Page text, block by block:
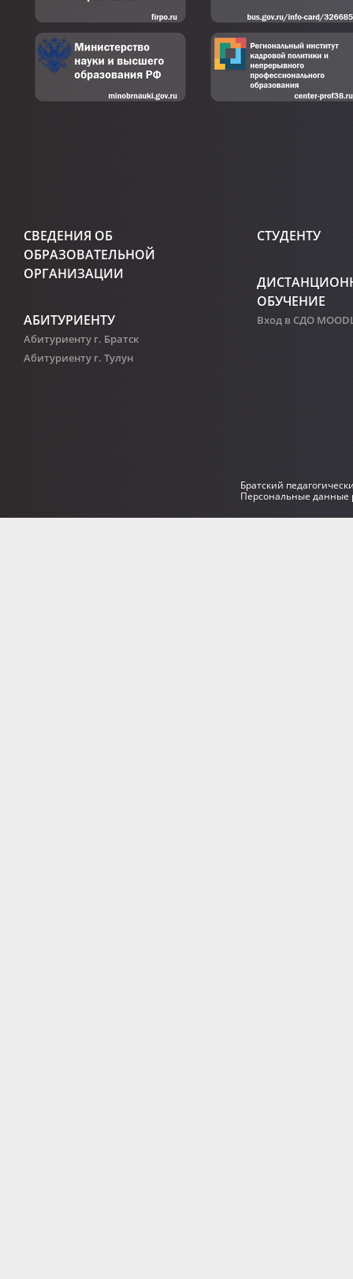
СВЕДЕНИЯ ОБ
ОБРАЗОВАТЕЛЬНОЙ
ОРГАНИЗАЦИИ
АБИТУРИЕНТУ
Абитуриенту г. Братск
Абитуриенту г. Тулун
СТУДЕНТУ
ОБУЧЕНИЕ
Вход в СДО
Братский
Персональные данные